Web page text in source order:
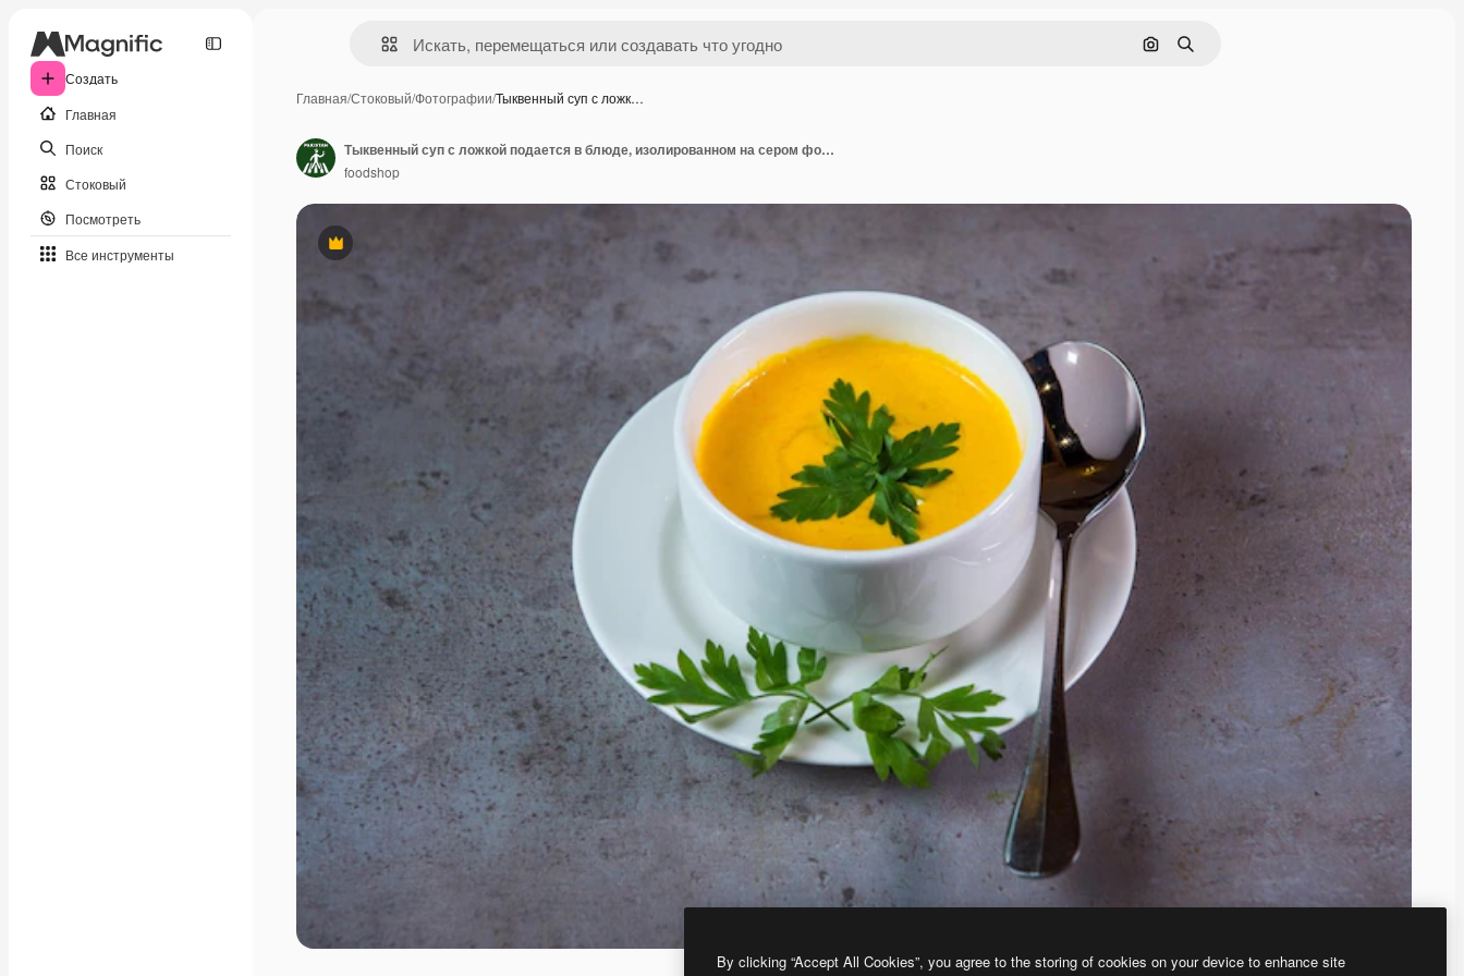
Создать
Главная
Поиск
Стоковый
Посмотреть
Все инструменты
Поиск по изображению
Поиск
Главная/Стоковый/Фотографии/Тыквенный суп с ложк…
Премиум
Тыквенный суп с ложкой подается в блюде, изолированном на сером фоне, вид сверху на бахрейнскую еду
foodshop
By clicking “Accept All Cookies”, you agree to the storing of cookies on your device to enhance site